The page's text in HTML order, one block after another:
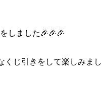
しました🎉🎉🎉
くじ引きをして楽しみまし